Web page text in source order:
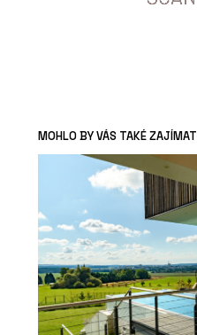
MOHLO BY VÁS TAKÉ ZAJÍMAT